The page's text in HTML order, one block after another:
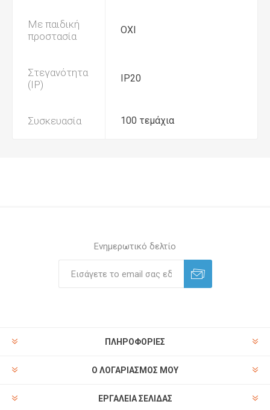
Με παιδική
προστασία
ΟΧΙ
Στεγανότητα
(IP)
IP20
Συσκευασία 100 τεμάχια
Ενημερωτικό δελτίο
ΠΛΗΡΟΦΟΡΊΕΣ
Ο ΛΟΓΑΡΙΑΣΜΌΣ ΜΟΥ
ΕΡΓΑΛΕΊΑ ΣΕΛΊΔΑΣ